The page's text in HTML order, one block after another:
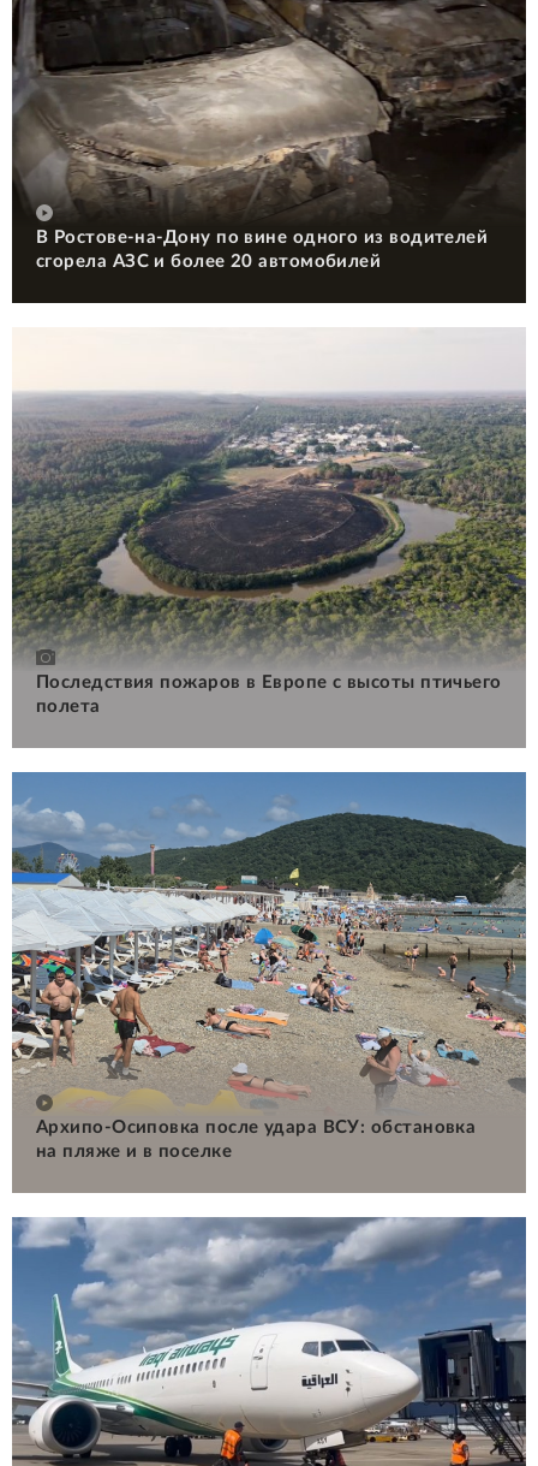
В Ростове-на-Дону по вине одного из водителей
сгорела АЗС и более 20 автомобилей
Последствия пожаров в Европе с высоты птичьего
полета
Архипо-Осиповка после удара ВСУ: обстановка
на пляже и в поселке